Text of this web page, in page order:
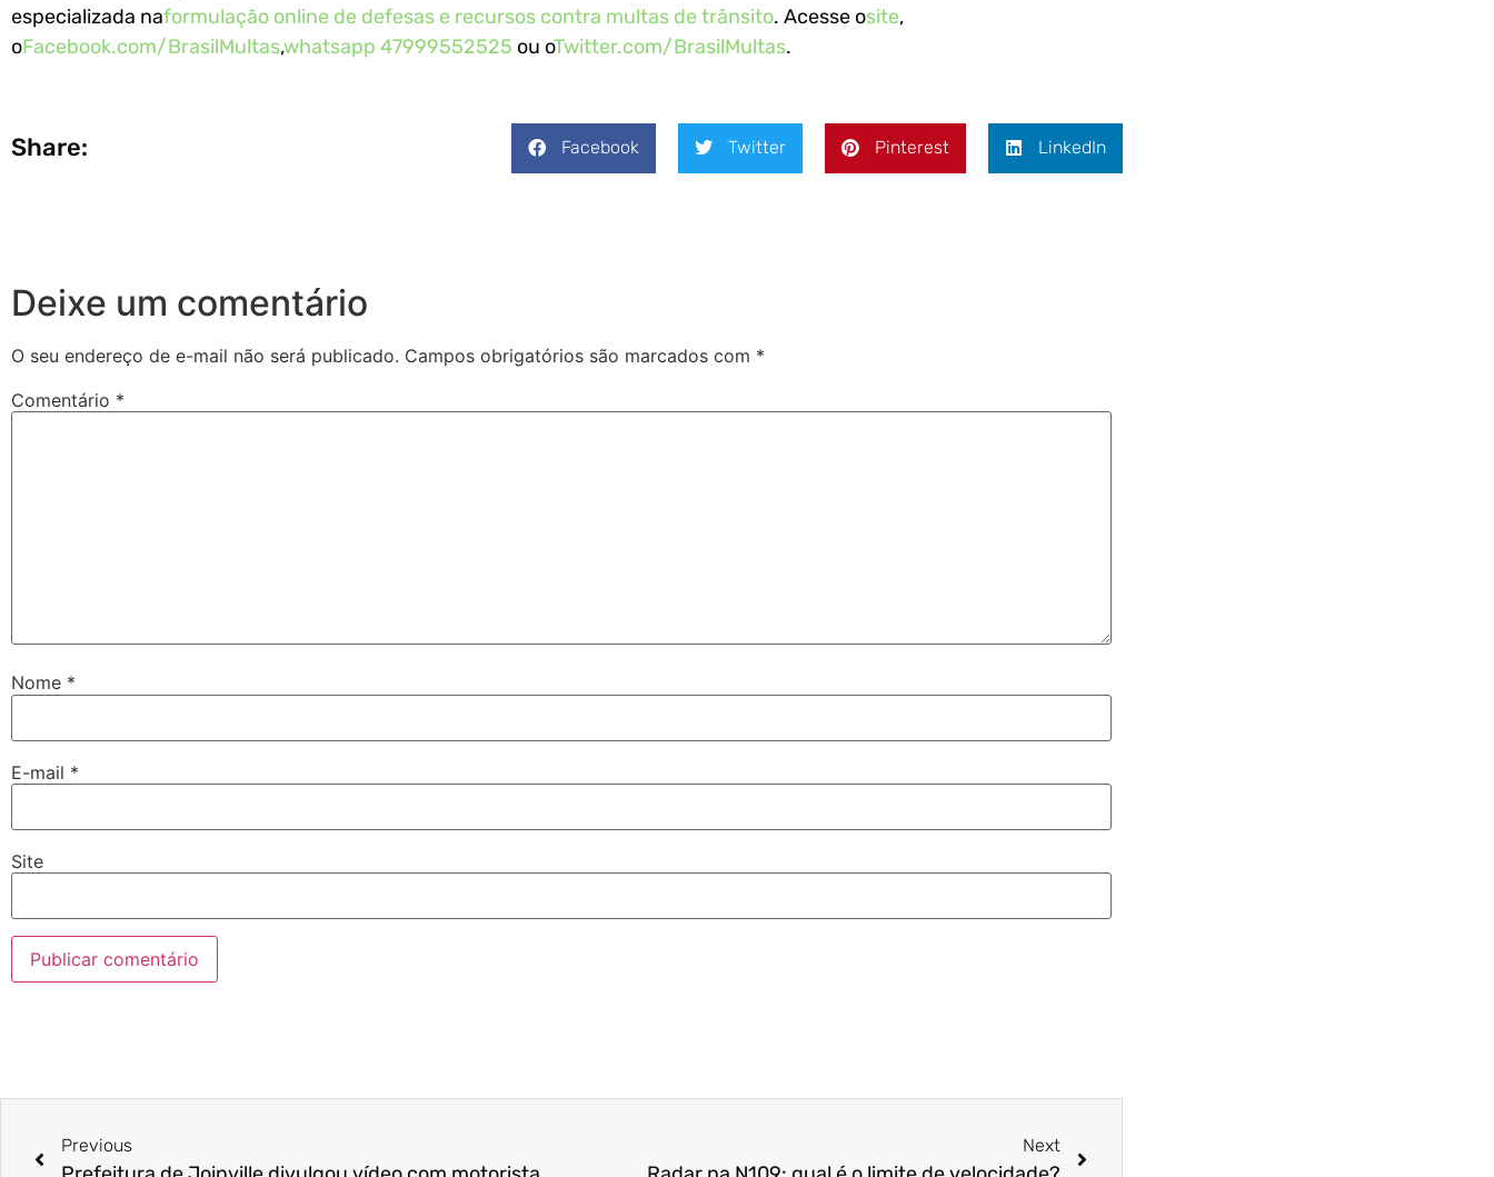
especializada naformulação online de defesas e recursos contra multas de trânsito. Acesse osite,
oFacebook.com/BrasilMultas,whatsapp 47999552525 ou oTwitter.com/BrasilMultas.
Share: Facebook Twitter Pinterest LinkedIn
Deixe um comentário
O seu endereço de e-mail não será publicado. Campos obrigatórios são marcados com *
Comentário *
Nome *
E-mail *
Site
Previous Next